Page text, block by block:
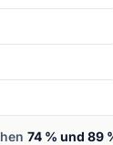
74 % und 89